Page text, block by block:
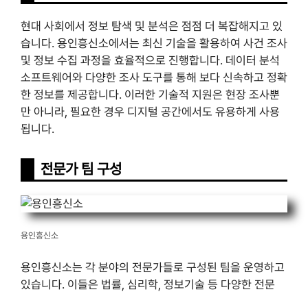
현대 사회에서 정보 탐색 및 분석은 점점 더 복잡해지고 있
습니다. 용인흥신소에서는 최신 기술을 활용하여 사건 조사
및 정보 수집 과정을 효율적으로 진행합니다. 데이터 분석
소프트웨어와 다양한 조사 도구를 통해 보다 신속하고 정확
한 정보를 제공합니다. 이러한 기술적 지원은 현장 조사뿐
만 아니라, 필요한 경우 디지털 공간에서도 유용하게 사용
됩니다.
전문가 팀 구성
용인흥신소
용인흥신소는 각 분야의 전문가들로 구성된 팀을 운영하고
있습니다. 이들은 법률, 심리학, 정보기술 등 다양한 전문